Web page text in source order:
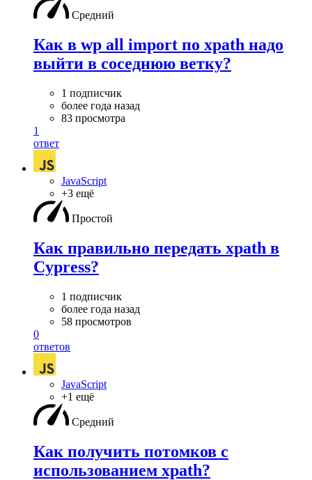
Средний
Как в wp all import по xpath надо
выйти в соседнюю ветку?
1 подписчик
более года назад
83 просмотра
1
ответ
JavaScript
+3 ещё
Простой
Как правильно передать xpath в
Cypress?
1 подписчик
более года назад
58 просмотров
0
ответов
JavaScript
+1 ещё
Средний
Как получить потомков с
использованием xpath?